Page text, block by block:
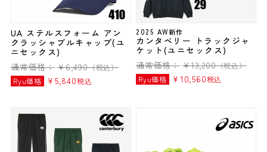
UA ステルスフォーム アン
クラッシャブルキャップ(ユ
ニセックス)
通常価格： ¥6,490（税込）
Ryu価格
¥ 5,840税込
2025 AW新作
カンタベリー トラックジャ
ケット(ユニセックス)
通常価格： ¥13,200（税込）
Ryu価格
¥ 10,560税込